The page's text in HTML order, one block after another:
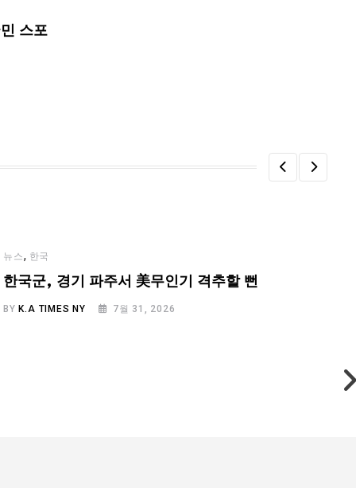
스포
뉴스, 한국
한국군, 경기 파주서 美무인기 격추할 뻔
BY K.A TIMES NY 7월 31, 2026